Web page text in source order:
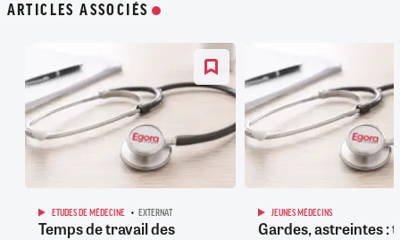
ARTICLES ASSOCIÉS
ETUDES DE MÉDECINE EXTERNAT
Temps de travail des
JEUNES MÉDECINS
Gardes, astreintes :